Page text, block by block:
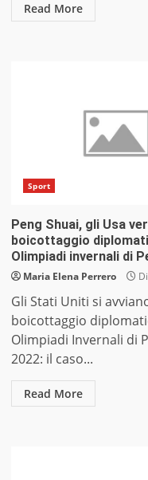
Read More
Sport
Peng Shuai, gli Usa
boicottaggio
Olimpiadi invernali di
Maria Elena Perrero
Gli Stati Uniti si
boicottaggio
Olimpiadi Invernali di
2022: il caso...
Read More